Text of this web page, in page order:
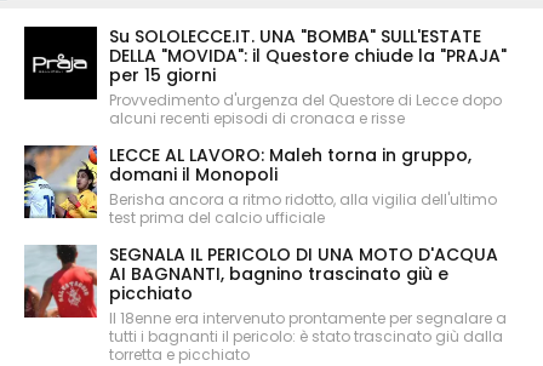
Su SOLOLECCE.IT. UNA "BOMBA" SULL'ESTATE
DELLA "MOVIDA": il Questore chiude la "PRAJA"
per 15 giorni
Provvedimento d'urgenza del Questore di Lecce dopo
alcuni recenti episodi di cronaca e risse
LECCE AL LAVORO: Maleh torna in gruppo,
domani il Monopoli
Berisha ancora a ritmo ridotto, alla vigilia dell'ultimo
test prima del calcio ufficiale
SEGNALA IL PERICOLO DI UNA MOTO D'ACQUA
AI BAGNANTI, bagnino trascinato giù e
picchiato
Il 18enne era intervenuto prontamente per segnalare a
tutti i bagnanti il pericolo: è stato trascinato giù dalla
torretta e picchiato